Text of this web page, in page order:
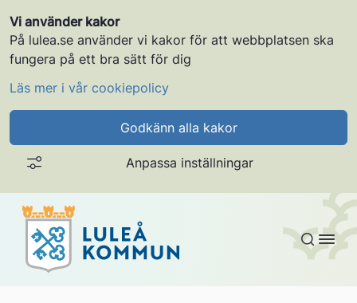
Vi använder kakor
På lulea.se använder vi kakor för att webbplatsen ska
fungera på ett bra sätt för dig
Läs mer i vår cookiepolicy
Godkänn alla kakor
Anpassa inställningar
Gå till innehållet